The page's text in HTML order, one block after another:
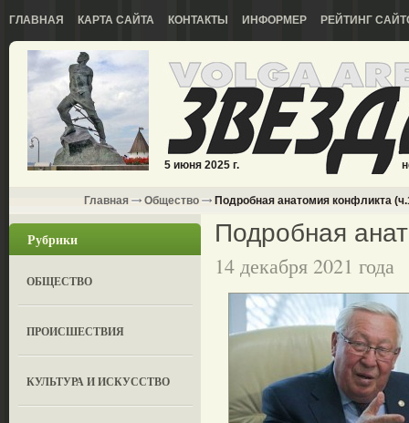
ГЛАВНАЯ КАРТА САЙТА КОНТАКТЫ ИНФОРМЕР РЕЙТИНГ
5 июня 2025 г.
Главная Общество Подробная анатомия конфликта
Рубрики
ОБЩЕСТВО
ПРОИСШЕСТВИЯ
КУЛЬТУРА И ИСКУССТВО
Подробная
14 декабря 2021 года